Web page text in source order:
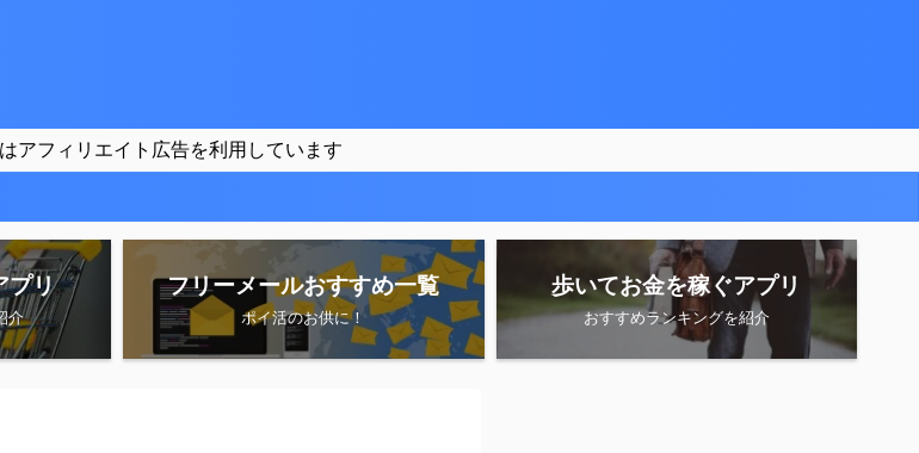
アフィリエイト広告を利用しています
プリ
介
フリーメールおすすめ一覧
ポイ活のお供に！
歩いてお金を稼ぐアプリ
おすすめランキングを紹介